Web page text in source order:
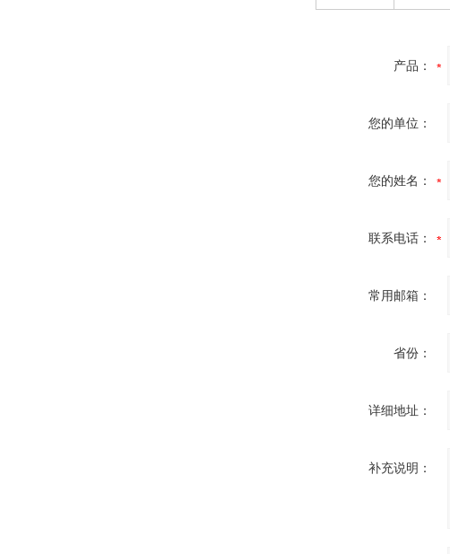
产品：
您的单位：
您的姓名：
联系电话：
常用邮箱：
省份：
详细地址：
补充说明：